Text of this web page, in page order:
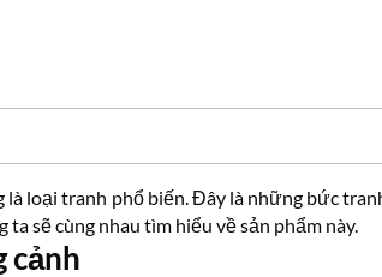
là loại tranh phổ biến. Đây là những bức
sẽ cùng nhau tìm hiểu về sản phẩm này.
cảnh